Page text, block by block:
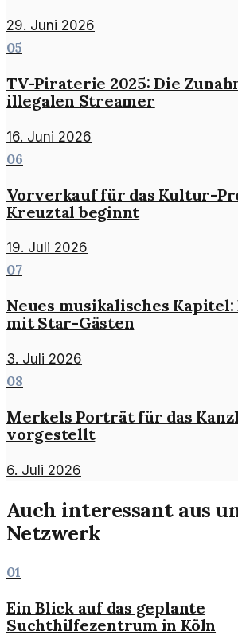
29. Juni 2026
05
TV-Piraterie 2025: Die
illegalen Streamer
16. Juni 2026
06
Vorverkauf für das Kultur-
Kreuztal beginnt
19. Juli 2026
07
Neues musikalisches Kapitel:
mit Star-Gästen
3. Juli 2026
08
Merkels Porträt für das
vorgestellt
6. Juli 2026
Auch interessant aus
Netzwerk
01
Ein Blick auf das geplante
Suchthilfezentrum in Köln